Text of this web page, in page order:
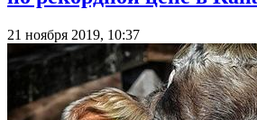
21 ноября 2019, 10:37